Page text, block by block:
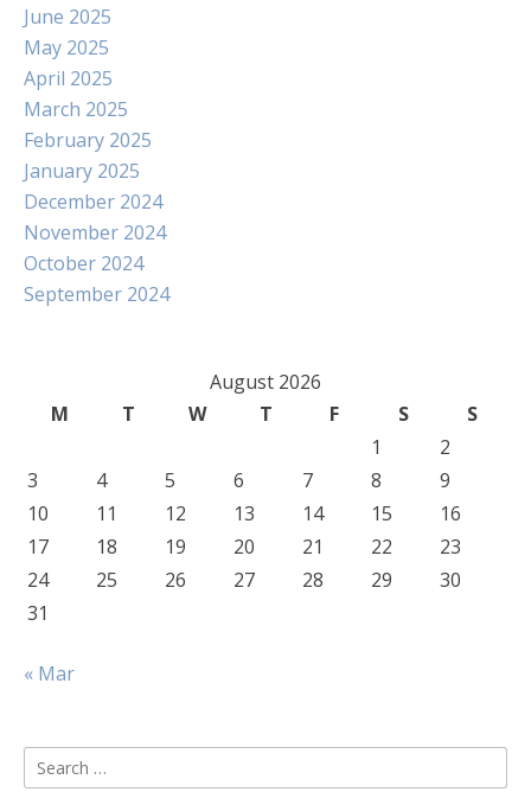
June 2025
May 2025
April 2025
March 2025
February 2025
January 2025
December 2024
November 2024
October 2024
September 2024
August 2026
M
T W T F S
S
1
2
3
4 5 6 7 8
9
10
11 12 13 14 15
16
17
18 19 20 21 22
23
24
25 26 27 28 29
30
31
« Mar
Search